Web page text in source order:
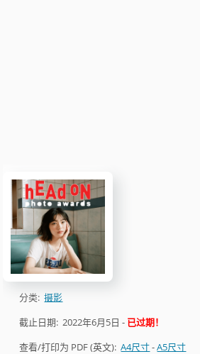
分类:摄影
截止日期:2022年6月5日 - 已过期！
查看/打印为 PDF (英文):A4尺寸-A5尺寸